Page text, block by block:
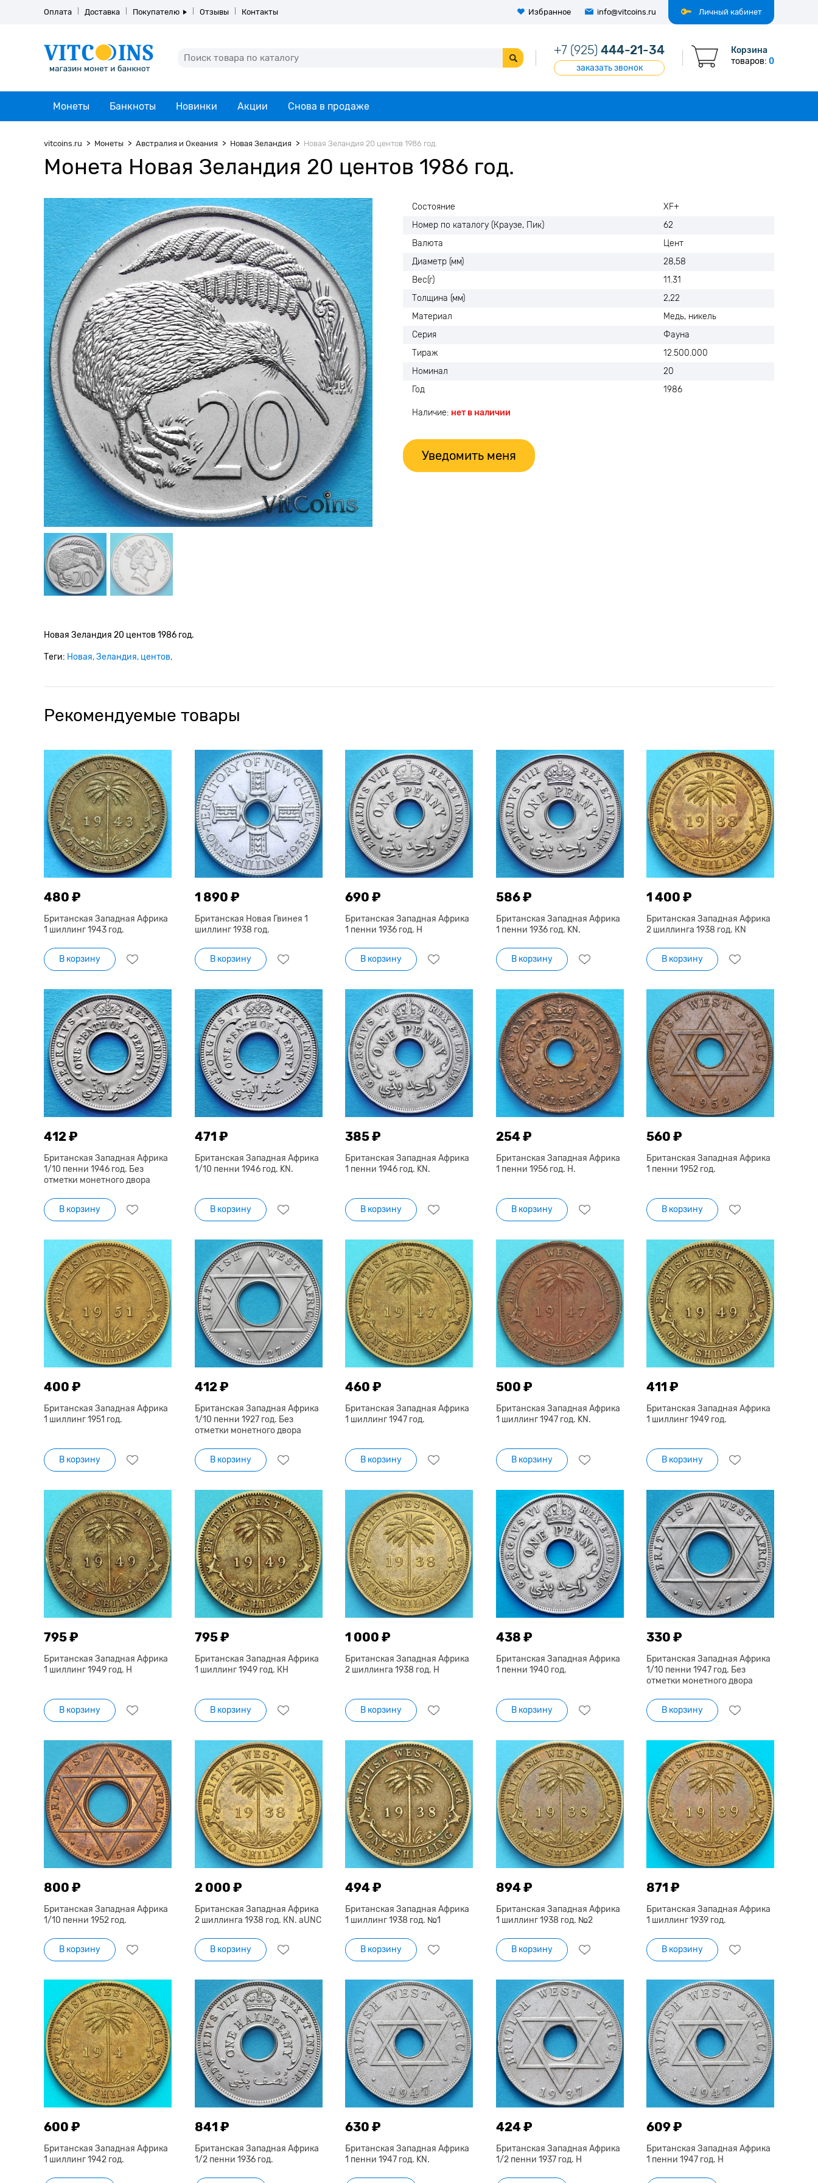
Личный кабинет
Оплата Доставка Покупателю Отзывы Контакты Избранное info@vitcoins.ru
+7 (925) 444-21-34
заказать звонок
Корзина
товаров: 0
Монеты Банкноты Новинки Акции Снова в продаже
vitcoins.ru Монеты Австралия и Океания Новая Зеландия Новая Зеландия 20 центов 1986 год.
Монета Новая Зеландия 20 центов 1986 год.
Состояние
XF+
Номер по каталогу (Краузе, Пик)
62
Валюта
Цент
Диаметр (мм)
28,58
Вес(г)
11.31
Толщина (мм)
2,22
Материал
Медь, никель
Серия
Фауна
Тираж
12.500.000
Номинал
20
Год
1986
Наличие: нет в наличии
Уведомить меня
Новая Зеландия 20 центов 1986 год.
Теги: Новая Зеландия центов
Рекомендуемые товары
480 ₽
Британская Западная Африка
1 шиллинг 1943 год.
В корзину
1 890 ₽
Британская Новая Гвинея 1
шиллинг 1938 год.
В корзину
690 ₽
Британская Западная Африка
1 пенни 1936 год. Н
В корзину
586 ₽
Британская Западная Африка
1 пенни 1936 год. KN.
В корзину
1 400 ₽
Британская Западная Африка
2 шиллинга 1938 год. КN
В корзину
412 ₽
Британская Западная Африка
1/10 пенни 1946 год. Без
отметки монетного двора
В корзину
471 ₽
Британская Западная Африка
1/10 пенни 1946 год. KN.
В корзину
385 ₽
Британская Западная Африка
1 пенни 1946 год. KN.
В корзину
254 ₽
Британская Западная Африка
1 пенни 1956 год. Н.
В корзину
560 ₽
Британская Западная Африка
1 пенни 1952 год.
В корзину
400 ₽
Британская Западная Африка
1 шиллинг 1951 год.
В корзину
412 ₽
Британская Западная Африка
1/10 пенни 1927 год. Без
отметки монетного двора
В корзину
460 ₽
Британская Западная Африка
1 шиллинг 1947 год.
В корзину
500 ₽
Британская Западная Африка
1 шиллинг 1947 год. KN.
В корзину
411 ₽
Британская Западная Африка
1 шиллинг 1949 год.
В корзину
795 ₽
Британская Западная Африка
1 шиллинг 1949 год. Н
В корзину
795 ₽
Британская Западная Африка
1 шиллинг 1949 год. КН
В корзину
1 000 ₽
Британская Западная Африка
2 шиллинга 1938 год. Н
В корзину
438 ₽
Британская Западная Африка
1 пенни 1940 год.
В корзину
330 ₽
Британская Западная Африка
1/10 пенни 1947 год. Без
отметки монетного двора
В корзину
800 ₽
Британская Западная Африка
1/10 пенни 1952 год.
В корзину
2 000 ₽
Британская Западная Африка
2 шиллинга 1938 год. КN. aUNC
В корзину
494 ₽
Британская Западная Африка
1 шиллинг 1938 год. №1
В корзину
894 ₽
Британская Западная Африка
1 шиллинг 1938 год. №2
В корзину
871 ₽
Британская Западная Африка
1 шиллинг 1939 год.
В корзину
600 ₽
Британская Западная Африка
1 шиллинг 1942 год.
841 ₽
Британская Западная Африка
1/2 пенни 1936 год.
630 ₽
Британская Западная Африка
1 пенни 1947 год. KN.
424 ₽
Британская Западная Африка
1/2 пенни 1937 год. Н
609 ₽
Британская Западная Африка
1 пенни 1947 год. H